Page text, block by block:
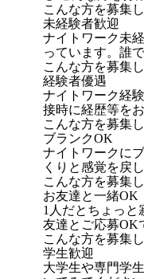
こんな方を募集
未経験者歓迎
ナイトワーク未
っています。誰
こんな方を募集
経験者優遇
ナイトワーク経
接時に経歴等を
こんな方を募集
ブランクOK
ナイトワークに
くりと感覚を戻
こんな方を募集
お友達と一緒OK
1人だとちょっと
友達とご応募OK
こんな方を募集
学生歓迎
大学生や専門学